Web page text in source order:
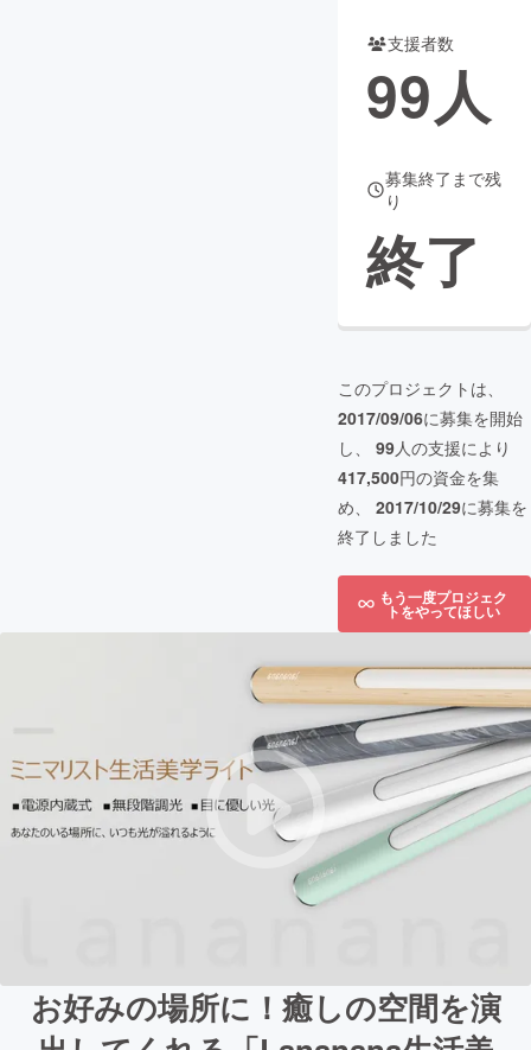
支援者数
99人
募集終了まで残
り
終了
このプロジェクトは、
2017/09/06に募集を開始
し、 99人の支援により
417,500円の資金を集
め、 2017/10/29に募集を
終了しました
もう一度プロジェク
トをやってほしい
お好みの場所に！癒しの空間を演